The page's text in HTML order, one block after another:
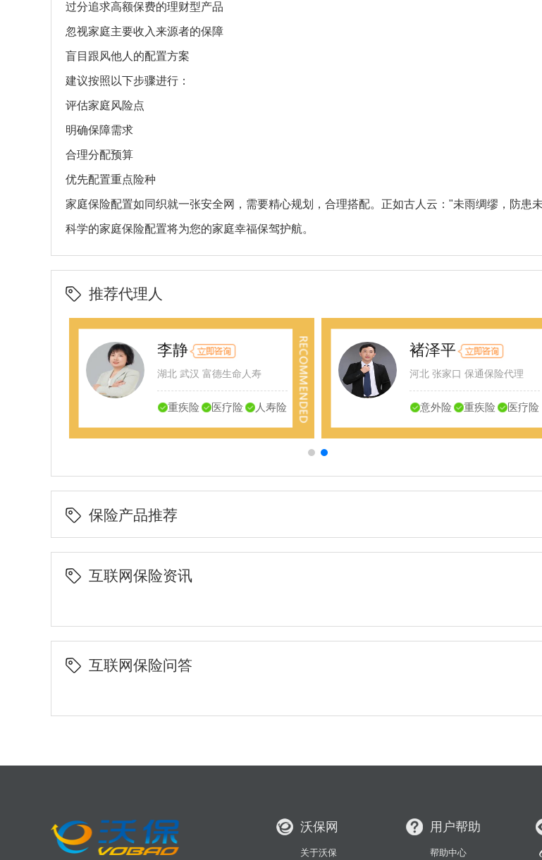
过分追求高额保费的理财型产品
忽视家庭主要收入来源者的保障
盲目跟风他人的配置方案
建议按照以下步骤进行：
评估家庭风险点
明确保障需求
合理分配预算
优先配置重点险种
家庭保险配置如同织就一张安全网，需要精心规划，合理搭配。正如古人云："未雨绸缪，防患未
科学的家庭保险配置将为您的家庭幸福保驾护航。
推荐代理人
李静
湖北 武汉 富德生命人寿
重疾险 医疗险 人寿险
褚泽平
河北 张家口 保通保险代理
意外险 重疾险 医疗险
保险产品推荐
互联网保险资讯
互联网保险问答
沃保网
关于沃保
用户帮助
帮助中心